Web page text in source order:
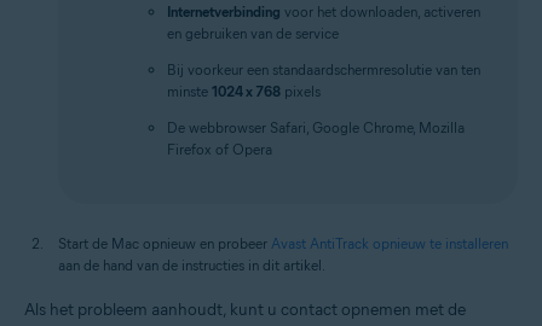
Internetverbinding voor het downloaden, activeren
en gebruiken van de service
Bij voorkeur een standaardschermresolutie van ten
minste 1024 x 768 pixels
De webbrowser Safari, Google Chrome, Mozilla
Firefox of Opera
Start de Mac opnieuw en probeer Avast AntiTrack opnieuw te installeren
aan de hand van de instructies in dit artikel.
Als het probleem aanhoudt, kunt u contact opnemen met de